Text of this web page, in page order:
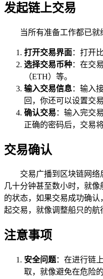
发起链上交易
当所有准备工作都已就
打开交易界面：打开
选择交易币种：在交
（ETH）等。
输入交易信息：输入
回，你还可以设置交
确认交易 ：输入完交
正确的密码后，交易
交易确认
交易广播到区块链网
几十分钟甚至数小时，就
的状态，如果交易成功确
起交易，就像调整船只的航
注意事项
安全问题：在进行链
取，就像避免在危险